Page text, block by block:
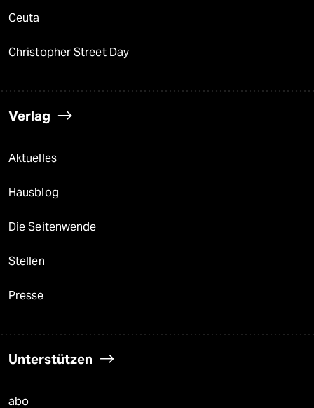
Ceuta
Christopher Street Day
Verlag
Aktuelles
Hausblog
Die Seitenwende
Stellen
Presse
Unterstützen
abo